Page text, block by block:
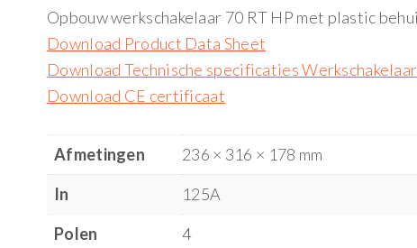
Opbouw werkschakelaar 70 RT HP met plastic
Download Product Data Sheet
Download Technische specificaties
Download CE certificaat
Afmetingen
236 × 316 × 178 mm
In
125A
Polen
4